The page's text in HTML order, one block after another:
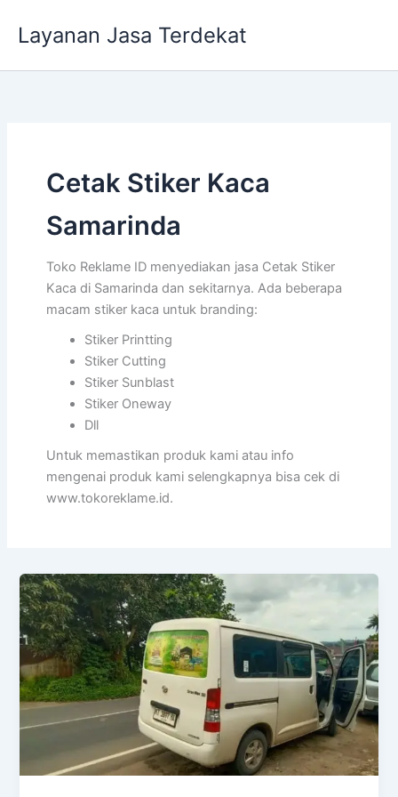
Layanan Jasa Terdekat
Cetak Stiker Kaca
Samarinda
Toko Reklame ID menyediakan jasa Cetak Stiker
Kaca di Samarinda dan sekitarnya. Ada beberapa
macam stiker kaca untuk branding:
Stiker Printting
Stiker Cutting
Stiker Sunblast
Stiker Oneway
Dll
Untuk memastikan produk kami atau info
mengenai produk kami selengkapnya bisa cek di
www.tokoreklame.id.